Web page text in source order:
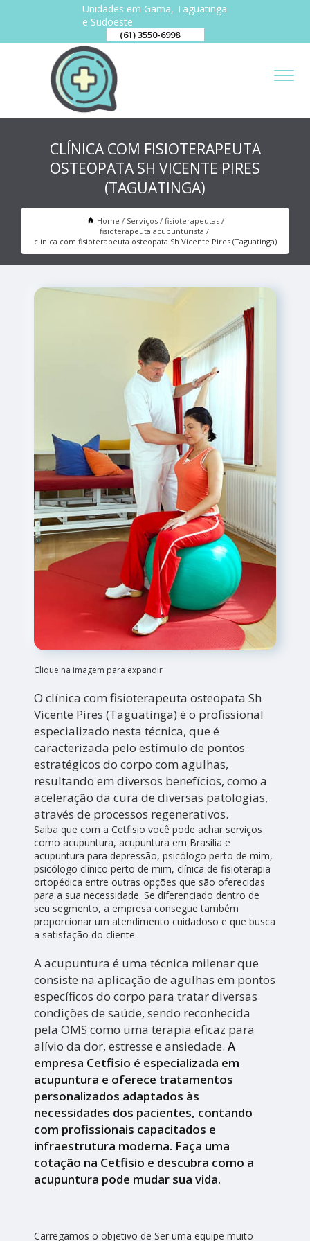
Unidades em Gama, Taguatinga
e Sudoeste
(61) 3550-6998
CLÍNICA COM FISIOTERAPEUTA
OSTEOPATA SH VICENTE PIRES
(TAGUATINGA)
Home Serviços
fisioterapeutas
fisioterapeuta acupunturista
clínica com fisioterapeuta osteopata Sh Vicente Pires (Taguatinga)
Clique na imagem para expandir
O clínica com fisioterapeuta osteopata Sh
Vicente Pires (Taguatinga) é o profissional
especializado nesta técnica, que é
caracterizada pelo estímulo de pontos
estratégicos do corpo com agulhas,
resultando em diversos benefícios, como a
aceleração da cura de diversas patologias,
através de processos regenerativos.
Saiba que com a Cetfisio você pode achar serviços
como acupuntura, acupuntura em Brasília e
acupuntura para depressão, psicólogo perto de mim,
psicólogo clínico perto de mim, clínica de fisioterapia
ortopédica entre outras opções que são oferecidas
para a sua necessidade. Se diferenciado dentro de
seu segmento, a empresa consegue também
proporcionar um atendimento cuidadoso e que busca
a satisfação do cliente.
A acupuntura é uma técnica milenar que
consiste na aplicação de agulhas em pontos
específicos do corpo para tratar diversas
condições de saúde, sendo reconhecida
pela OMS como uma terapia eficaz para
alívio da dor, estresse e ansiedade.A
empresa Cetfisio é especializada em
acupuntura e oferece tratamentos
personalizados adaptados às
necessidades dos pacientes, contando
com profissionais capacitados e
infraestrutura moderna. Faça uma
cotação na Cetfisio e descubra como a
acupuntura pode mudar sua vida.
Carregamos o objetivo de Ser uma equipe muito